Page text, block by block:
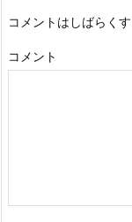
コメントはしばらく
コメント